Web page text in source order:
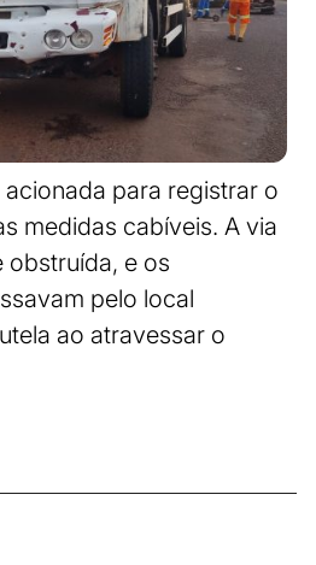
para registrar o
medidas cabíveis. A via
obstruída, e os
pelo local
ao atravessar o